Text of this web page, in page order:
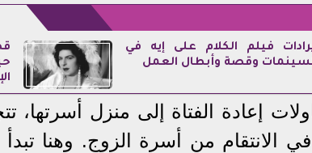
فيلم الكلام على إيه في
وقصة وأبطال العمل
إعادة الفتاة إلى منزل أسرتها،
الانتقام من أسرة الزوج. وهنا تبدأ